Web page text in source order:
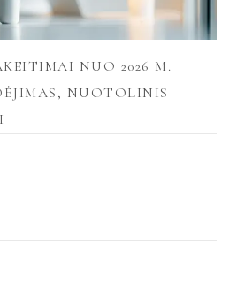
NUO 2026 M.
NUOTOLINIS